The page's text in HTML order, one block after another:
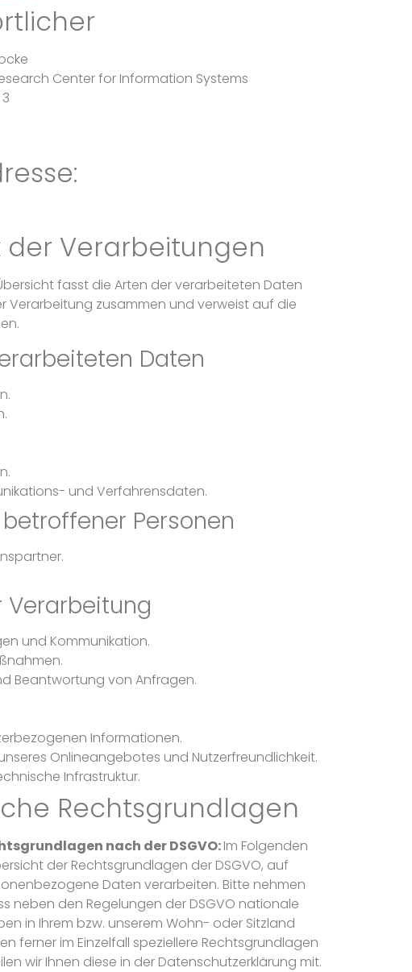
Center for Information Systems
der Verarbeitungen
fasst die Arten der verarbeiteten Daten
Verarbeitung zusammen und verweist auf die
Daten
und Verfahrensdaten.
Personen
Verarbeitung
und Kommunikation.
Beantwortung von Anfragen.
Informationen.
Onlineangebotes und Nutzerfreundlichkeit.
Infrastruktur.
Rechtsgrundlagen
nach der DSGVO:Im Folgenden
der Rechtsgrundlagen der DSGVO, auf
Daten verarbeiten. Bitte nehmen
neben den Regelungen der DSGVO nationale
in Ihrem bzw. unserem Wohn- oder Sitzland
ferner im Einzelfall speziellere Rechtsgrundlagen
wir Ihnen diese in der Datenschutzerklärung mit.